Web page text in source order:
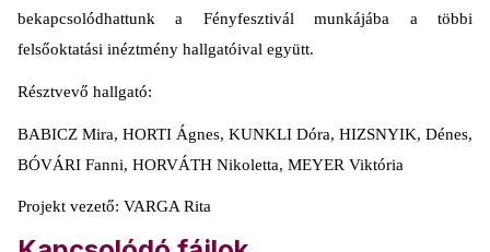
bekapcsolódhattunk a Fényfesztivál munkájába a többi
felsőoktatási inéztmény hallgatóival együtt.
Résztvevő hallgató:
BABICZ Mira, HORTI Ágnes, KUNKLI Dóra, HIZSNYIK, Dénes,
BÓVÁRI Fanni, HORVÁTH Nikoletta, MEYER Viktória
Projekt vezető: VARGA Rita